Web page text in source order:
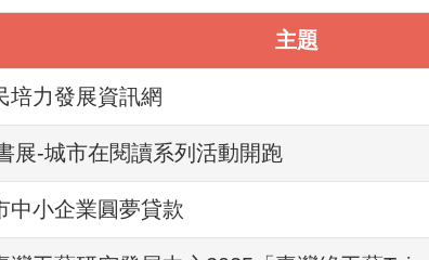
主題
培力發展資訊網
展-城市在閱讀系列活動開跑
中小企業圓夢貸款